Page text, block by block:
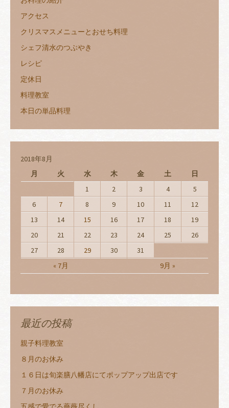
アクセス
クリスマスメニューとおせち料理
シェフ清水のつぶやき
レシピ
定休日
料理教室
本日の単品料理
2018年8月
月
火 水 木 金 土 日
« 7月 9月 »
1 2 3 4
5
6
7 8 9 10 11
12
13
14 15 16 17 18
19
20
21 22 23 24 25
26
27
28 29 30 31
最近の投稿
親子料理教室
８月のお休み
１６日は旬楽膳八幡店にてポップアップ出店です
７月のお休み